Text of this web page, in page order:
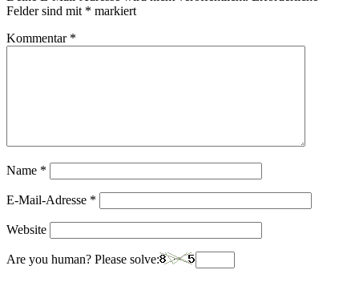
Felder sind mit * markiert
Kommentar *
Name *
E-Mail-Adresse *
Website
Are you human? Please solve: